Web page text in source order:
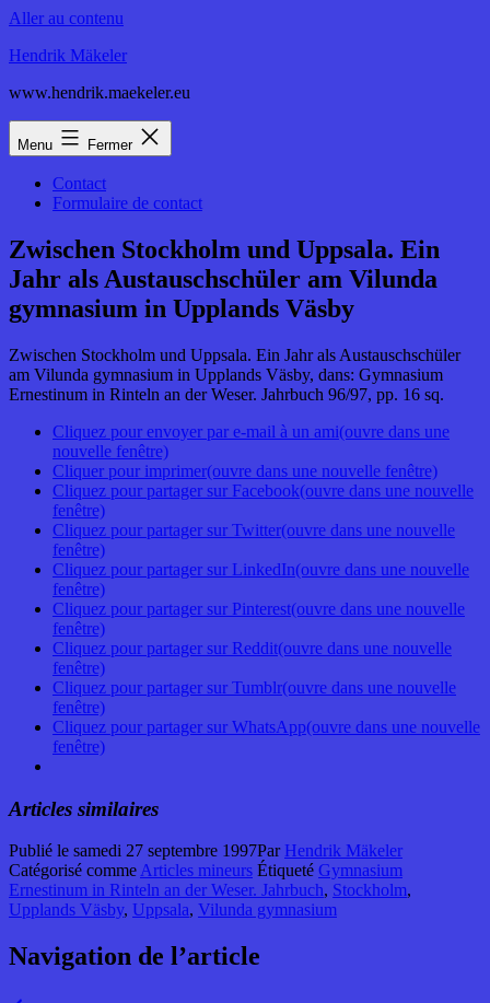
Aller au contenu
Hendrik Mäkeler
www.hendrik.maekeler.eu
Menu Fermer
Contact
Formulaire de contact
Zwischen Stockholm und Uppsala. Ein
Jahr als Austauschschüler am Vilunda
gymnasium in Upplands Väsby
Zwischen Stockholm und Uppsala. Ein Jahr als Austauschschüler
am Vilunda gymnasium in Upplands Väsby, dans: Gymnasium
Ernestinum in Rinteln an der Weser. Jahrbuch 96/97, pp. 16 sq.
Cliquez pour envoyer par e-mail à un ami(ouvre dans une
nouvelle fenêtre)
Cliquer pour imprimer(ouvre dans une nouvelle fenêtre)
Cliquez pour partager sur Facebook(ouvre dans une nouvelle
fenêtre)
Cliquez pour partager sur Twitter(ouvre dans une nouvelle
fenêtre)
Cliquez pour partager sur LinkedIn(ouvre dans une nouvelle
fenêtre)
Cliquez pour partager sur Pinterest(ouvre dans une nouvelle
fenêtre)
Cliquez pour partager sur Reddit(ouvre dans une nouvelle
fenêtre)
Cliquez pour partager sur Tumblr(ouvre dans une nouvelle
fenêtre)
Cliquez pour partager sur WhatsApp(ouvre dans une nouvelle
fenêtre)
Articles similaires
Publié le samedi 27 septembre 1997Par Hendrik Mäkeler
Catégorisé comme Articles mineurs Étiqueté Gymnasium
Ernestinum in Rinteln an der Weser. Jahrbuch, Stockholm,
Upplands Väsby, Uppsala, Vilunda gymnasium
Navigation de l’article